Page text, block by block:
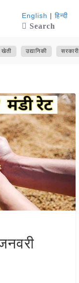
English | हिन्दी
Search
उद्यानिकी